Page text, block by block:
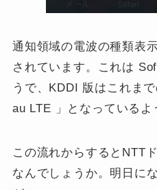
通知領域の電波の種類表
されています。これは
うで、KDDI 版はこれま
au LTE 」となっているよ
この流れからするとNTT
なんでしょうか。明日に